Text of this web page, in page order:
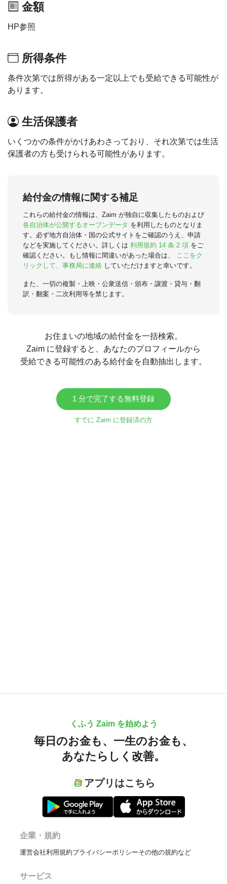
金額
HP参照
所得条件
条件次第では所得がある一定以上でも受給できる可能性が
あります。
生活保護者
いくつかの条件がかけあわさっており、それ次第では生活
保護者の方も受けられる可能性があります。
給付金の情報に関する補足
これらの給付金の情報は、Zaim が独自に収集したものおよび
各自治体が公開するオープンデータ を利用したものとなりま
す。必ず地方自治体・国の公式サイトをご確認のうえ、申請
などを実施してください。詳しくは 利用規約 14 条 2 項 をご
確認ください。もし情報に間違いがあった場合は、
ここをク
リックして、事務局に連絡 していただけますと幸いです。
また、一切の複製・上映・公衆送信・頒布・譲渡・貸与・翻
訳・翻案・二次利用等を禁じます。
お住まいの地域の給付金を一括検索。
Zaim に登録すると、あなたのプロフィールから
受給できる可能性のある給付金を自動抽出します。
1 分で完了する無料登録
すでに Zaim に登録済の方
くふう Zaim を始めよう
毎日のお金も、 一生のお金も、
あなたらしく改善。
アプリはこちら
企業・規約
運営会社利用規約プライバシーポリシーその他の規約など
サービス